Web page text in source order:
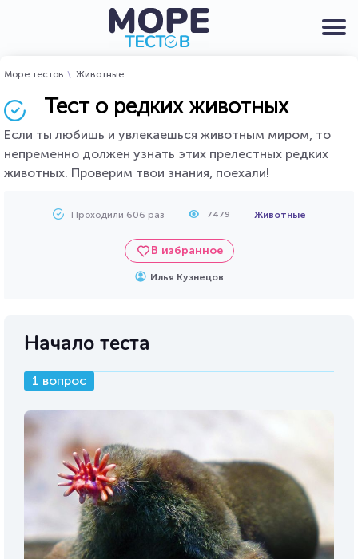
Море тестов Животные
Тест о редких животных
Если ты любишь и увлекаешься животным миром, то
непременно должен узнать этих прелестных редких
животных. Проверим твои знания, поехали!
Проходили 606 раз 7479 Животные
В избранное
Илья Кузнецов
Начало теста
1 вопрос